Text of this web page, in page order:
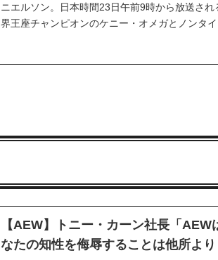
ニエルソン。日本時間23日午前9時から放送さ
界王座チャンピオンのケニー・オメガとノンタ
登場から約3週間。ブライアンは番組内で自身の
【AEW】トニー・カーン社長「
なたの知性を侮辱することは他所より